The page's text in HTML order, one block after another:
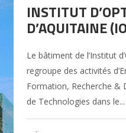
INSTITUT
D’AQUITAINE
Le bâtiment de l’Institut
regroupe des activités
Formation, Recherche &
de Technologies dans le...